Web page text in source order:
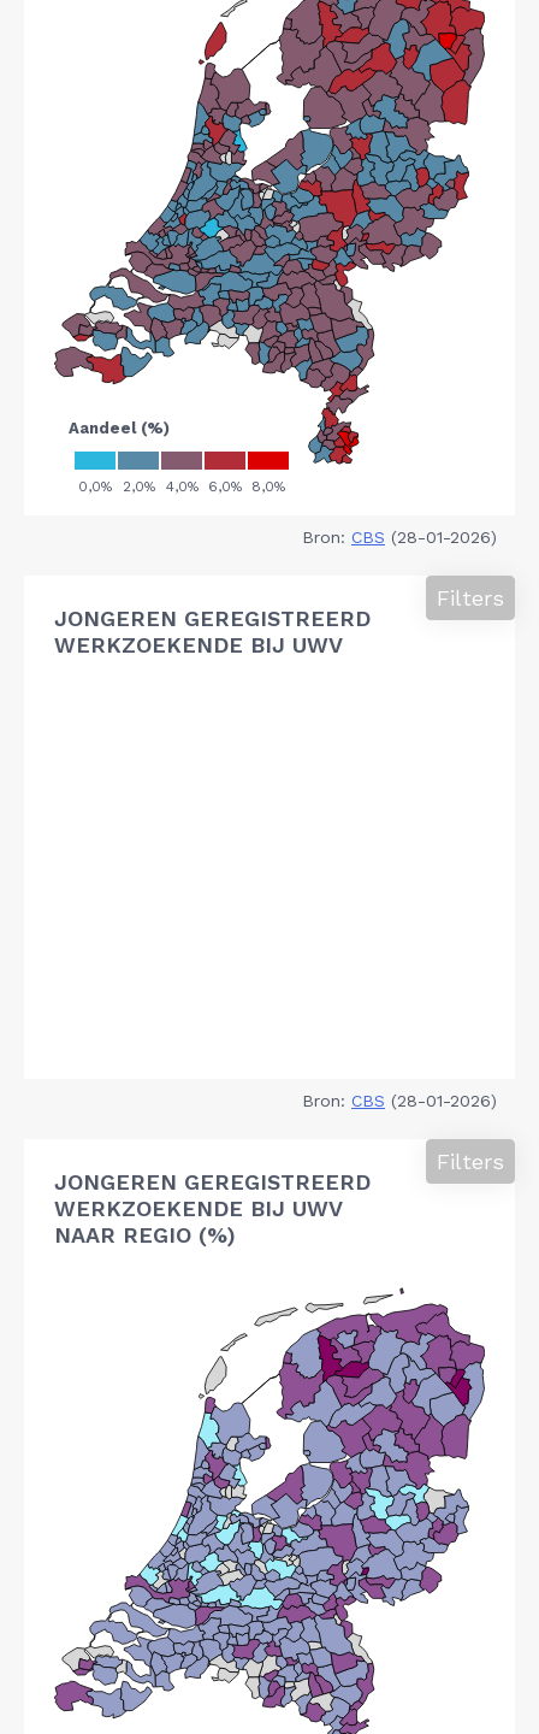
Bron: CBS (28-01-2026)
JONGEREN GEREGISTREERD
WERKZOEKENDE BIJ UWV
Filters
Bron: CBS (28-01-2026)
JONGEREN GEREGISTREERD
WERKZOEKENDE BIJ UWV
NAAR REGIO (%)
Filters